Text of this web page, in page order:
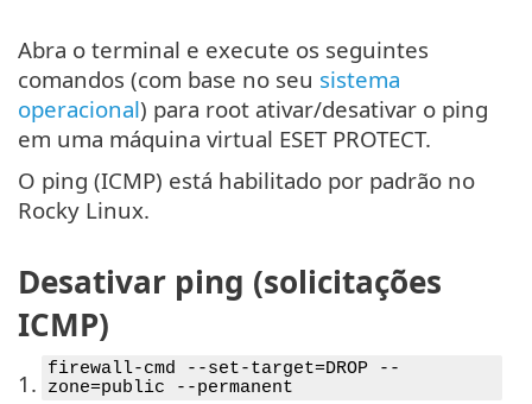
Abra o terminal e execute os seguintes
comandos (com base no seu sistema
operacional) para root ativar/desativar o ping
em uma máquina virtual ESET PROTECT.
O ping (ICMP) está habilitado por padrão no
Rocky Linux.
Desativar ping (solicitações
ICMP)
1.
firewall-cmd --set-target=DROP --
zone=public --permanent